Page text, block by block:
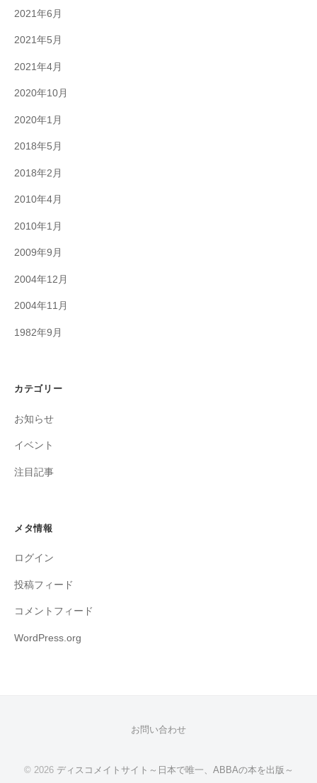
2021年6月
2021年5月
2021年4月
2020年10月
2020年1月
2018年5月
2018年2月
2010年4月
2010年1月
2009年9月
2004年12月
2004年11月
1982年9月
カテゴリー
お知らせ
イベント
注目記事
メタ情報
ログイン
投稿フィード
コメントフィード
WordPress.org
お問い合わせ
© 2026 ディスコメイトサイト～日本で唯一、ABBAの本を出版～